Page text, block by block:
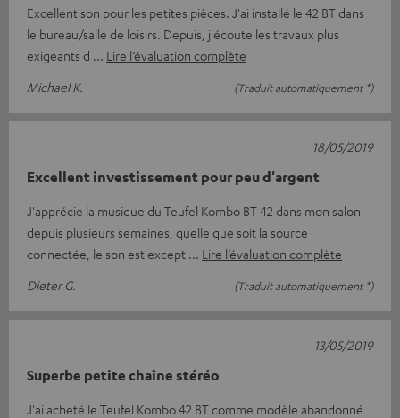
Excellent son pour les petites pièces. J'ai installé le 42 BT dans
le bureau/salle de loisirs. Depuis, j'écoute les travaux plus
exigeants d
Lire l’évaluation complète
Michael K.
(Traduit automatiquement *)
Excellent investissement pour peu d'argent
J'apprécie la musique du Teufel Kombo BT 42 dans mon salon
depuis plusieurs semaines, quelle que soit la source
connectée, le son est except
Lire l’évaluation complète
Dieter G.
(Traduit automatiquement *)
18/05/2019
Superbe petite chaîne stéréo
J'ai acheté le Teufel Kombo 42 BT comme modèle abandonné
13/05/2019